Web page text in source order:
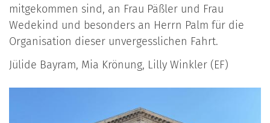
mitgekommen sind, an Frau Päßler und Frau
Wedekind und besonders an Herrn Palm für die
Organisation dieser unvergesslichen Fahrt.
Jülide Bayram, Mia Krönung, Lilly Winkler (EF)